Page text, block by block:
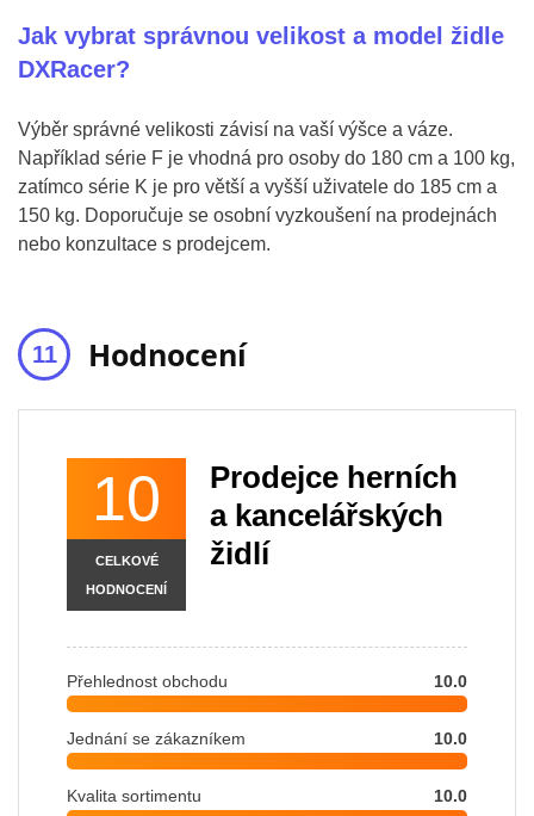
Jak vybrat správnou velikost a model židle
DXRacer?
Výběr správné velikosti závisí na vaší výšce a váze.
Například série F je vhodná pro osoby do 180 cm a 100 kg,
zatímco série K je pro větší a vyšší uživatele do 185 cm a
150 kg. Doporučuje se osobní vyzkoušení na prodejnách
nebo konzultace s prodejcem​.
Hodnocení
10
CELKOVÉ
HODNOCENÍ
Prodejce herních
a kancelářských
židlí
Přehlednost obchodu 10.0
Jednání se zákazníkem 10.0
Kvalita sortimentu 10.0